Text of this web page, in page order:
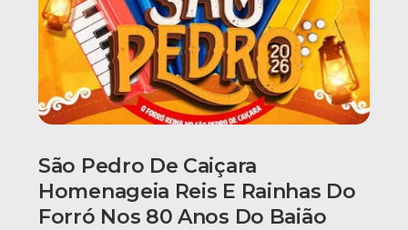
São Pedro De Caiçara
Homenageia Reis E Rainhas Do
Forró Nos 80 Anos Do Baião